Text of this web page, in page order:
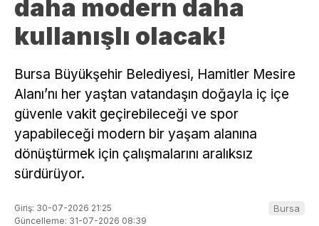
daha modern daha
kullanışlı olacak!
Bursa Büyükşehir Belediyesi, Hamitler Mesire
Alanı’nı her yaştan vatandaşın doğayla iç içe
güvenle vakit geçirebileceği ve spor
yapabileceği modern bir yaşam alanına
dönüştürmek için çalışmalarını aralıksız
sürdürüyor.
Giriş: 30-07-2026 21:25
Güncelleme: 31-07-2026 08:39
Bursa